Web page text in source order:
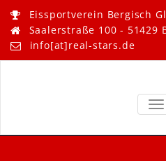
content
Eissportverein Bergisch
Saalerstraße 100 - 51429
info[at]real-stars.de